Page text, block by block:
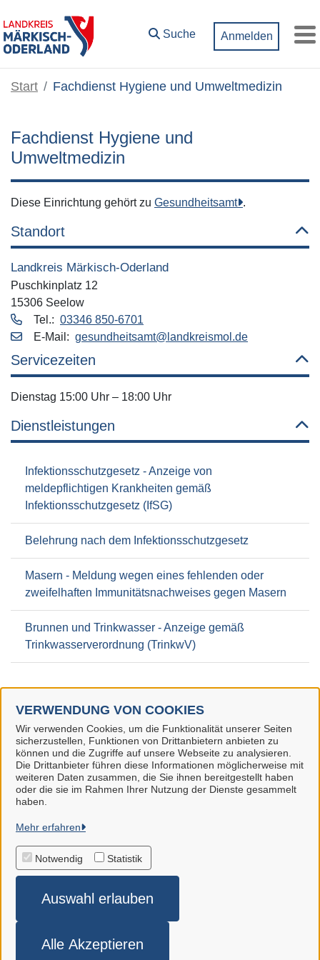
Zum Hauptinhalt springen
VERWENDUNG VON COOKIES
Wir verwenden Cookies, um die Funktionalität unserer Seiten
sicherzustellen, Funktionen von Drittanbietern anbieten zu
können und die Zugriffe auf unsere Webseite zu analysieren.
Die Drittanbieter führen diese Informationen möglicherweise mit
weiteren Daten zusammen, die Sie ihnen bereitgestellt haben
oder die sie im Rahmen Ihrer Nutzung der Dienste gesammelt
haben.
Mehr erfahren
Notwendig Statistik
Auswahl erlauben
Alle Akzeptieren
Suche Anmelden
Start Fachdienst Hygiene und Umweltmedizin
Fachdienst Hygiene und
Umweltmedizin
Diese Einrichtung gehört zu Gesundheitsamt .
Standort
Landkreis Märkisch-Oderland
Puschkinplatz 12
15306 Seelow
Tel.: 03346 850-6701
E‑Mail: gesundheitsamt@landkreismol.de
Servicezeiten
Dienstag 15:00 Uhr – 18:00 Uhr
Dienstleistungen
Infektionsschutzgesetz - Anzeige von
meldepflichtigen Krankheiten gemäß
Infektionsschutzgesetz (IfSG)
Belehrung nach dem Infektionsschutzgesetz
Masern - Meldung wegen eines fehlenden oder
zweifelhaften Immunitätsnachweises gegen Masern
Brunnen und Trinkwasser - Anzeige gemäß
Trinkwasserverordnung (TrinkwV)
Landkreis Märkisch-Oderland
Alle Rechte vorbehalten
Impressum